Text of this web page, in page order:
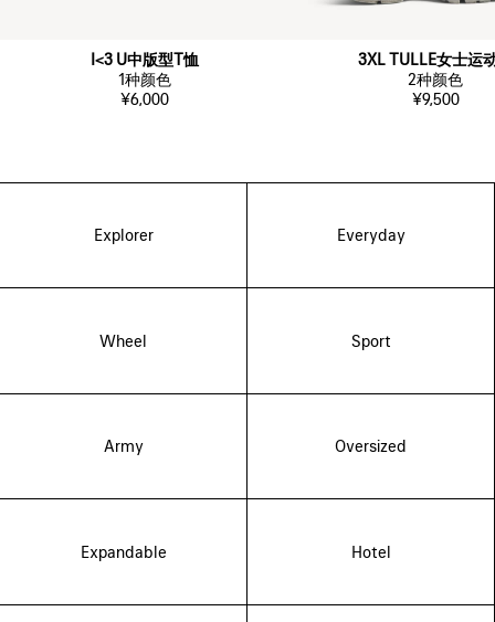
I<3 U中版型T恤
1种颜色
¥6,000
3XL TULLE女士运
2种颜色
¥9,500
Explorer Everyday
Wheel Sport
Army Oversized
Expandable Hotel